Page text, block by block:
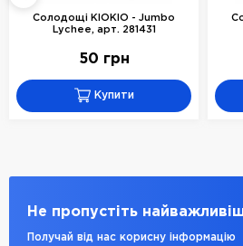
Солодощі KIOKIO - Jumbo
Lychee, арт. 281431
50 грн
Купити
Не пропустіть
Получай від нас корисну інформацію